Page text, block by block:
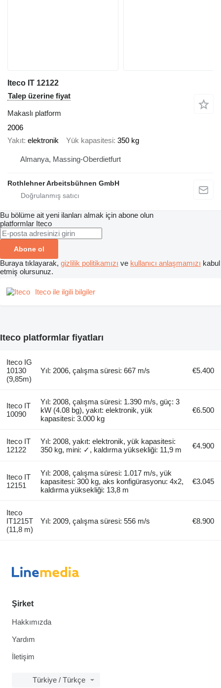
Iteco IT 12122
Talep üzerine fiyat
Makaslı platform
2006
Yakıt elektronik Yük kapasitesi 350 kg
Almanya, Massing-Oberdietfurt
Rothlehner Arbeitsbühnen GmbH
Bu bölüme ait yeni ilanları almak için abone olun
platformlar Iteco
Abone ol
Buraya tıklayarak, gizlilik politikamızı ve kullanıcı anlaşmamızı kabul
etmiş olursunuz.
Iteco ile ilgili bilgiler
Iteco platformlar fiyatları
Iteco IG
10130
(9,85m)
Yıl: 2006, çalışma süresi: 667 m/s €5.400
Iteco IT
10090
Yıl: 2008, çalışma süresi: 1.390 m/s, güç: 3
kW (4.08 bg), yakıt: elektronik, yük
kapasitesi: 3.000 kg
€6.500
Iteco IT
12122
Yıl: 2008, yakıt: elektronik, yük kapasitesi:
350 kg, mini: ✓, kaldırma yüksekliği: 11,9 m
€4.900
Iteco IT
12151
Yıl: 2008, çalışma süresi: 1.017 m/s, yük
kapasitesi: 300 kg, aks konfigürasyonu: 4x2,
kaldırma yüksekliği: 13,8 m
€3.045
Iteco
IT1215T
(11,8 m)
Yıl: 2009, çalışma süresi: 556 m/s €8.900
Şirket
Hakkımızda
Yardım
İletişim
Türkiye / Türkçe